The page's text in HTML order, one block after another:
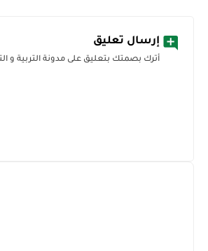
إرسال تعليق
أترك بصمتك بتعليق على مدونة التربية و